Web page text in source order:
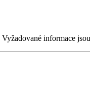
Vyžadované informace